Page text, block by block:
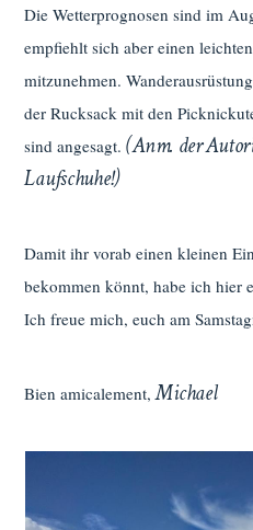
Die Wetterprognosen sind im
empfiehlt sich aber einen
mitzunehmen.
der Rucksack mit den
sind angesagt.(Anm. der
Laufschuhe!)
Damit ihr vorab einen kleinen
bekommen könnt, habe ich hier
Ich freue mich, euch am
Bien amicalement,Michael